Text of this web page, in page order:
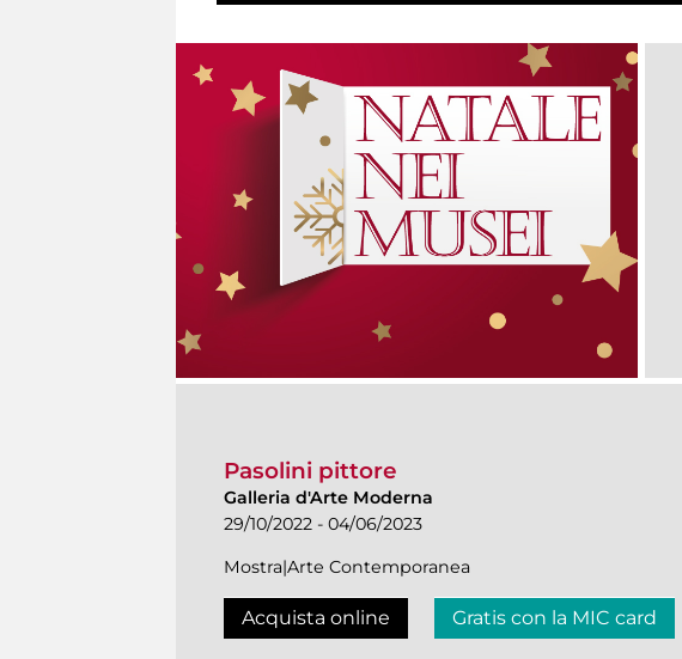
Pasolini pittore
Galleria d'Arte Moderna
29/10/2022 - 04/06/2023
Mostra|Arte Contemporanea
Acquista online Gratis con la MIC card